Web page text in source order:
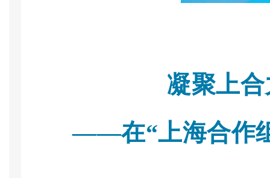
凝聚上
——在“上海合作